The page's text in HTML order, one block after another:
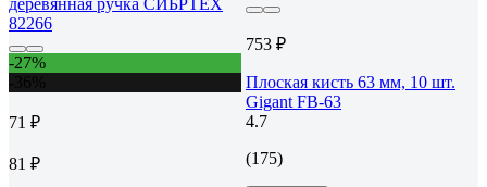
-27%
71 ₽
81 ₽
753 ₽
Плоская кисть 63 мм, 10 шт.
Gigant FB-63
4.7
(175)